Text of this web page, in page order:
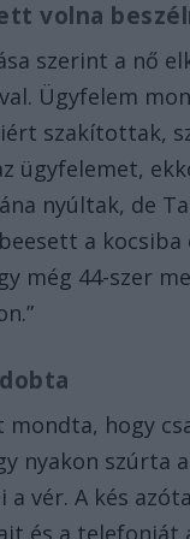
volna
szerint a nő
Ügyfelem
szakítottak,
ügyfelemet,
nyúltak, de
a
még 44-szer
mondta, hogy
nyakon szúrta
vér. A kés
és a telefonját